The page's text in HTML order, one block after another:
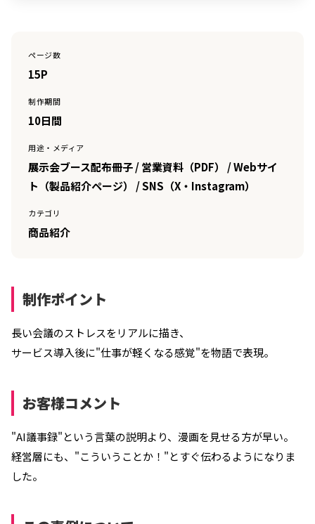
ページ数
15P
制作期間
10日間
用途・メディア
展示会ブース配布冊子 / 営業資料（PDF） / Webサイ
ト（製品紹介ページ） / SNS（X・Instagram）
カテゴリ
商品紹介
制作ポイント
長い会議のストレスをリアルに描き、
サービス導入後に"仕事が軽くなる感覚"を物語で表現。
お客様コメント
"AI議事録"という言葉の説明より、漫画を見せる方が早い。
経営層にも、"こういうことか！"とすぐ伝わるようになりま
した。